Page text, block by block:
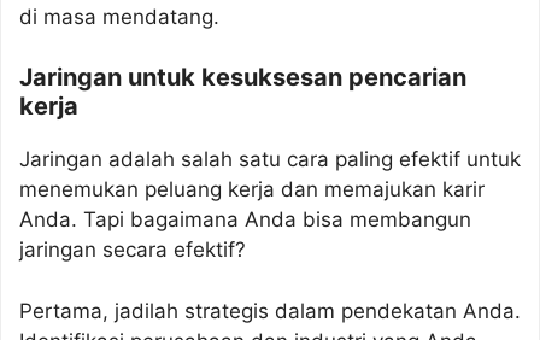
di masa mendatang.
Jaringan untuk kesuksesan pencarian
kerja
Jaringan adalah salah satu cara paling efektif untuk
menemukan peluang kerja dan memajukan karir
Anda. Tapi bagaimana Anda bisa membangun
jaringan secara efektif?
Pertama, jadilah strategis dalam pendekatan Anda.